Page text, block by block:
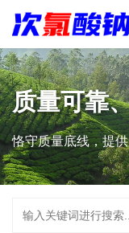
质量可靠
恪守质量底线，提